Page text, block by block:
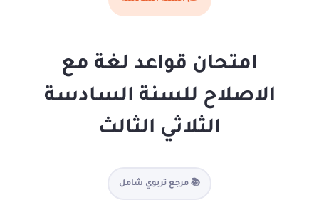
امتحان قواعد لغة مع
الاصلاح للسنة السادسة
الثلاثي الثالث
📚 مرجع تربوي شامل